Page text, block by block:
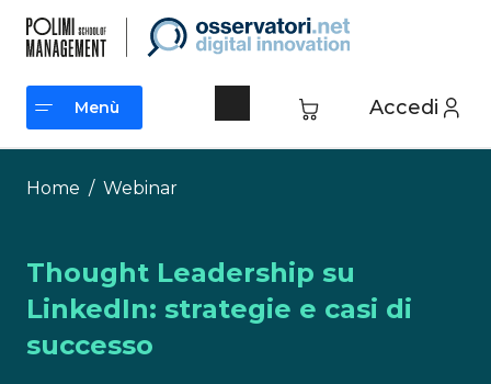
contenuto
Accedi
Menù
Menù
Home / Webinar
Thought Leadership su
LinkedIn: strategie e casi di
successo